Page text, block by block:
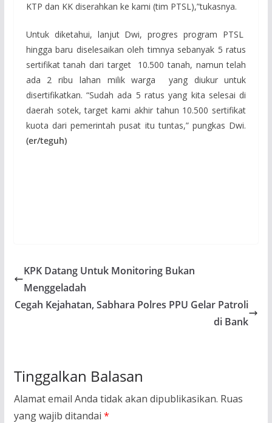
KTP dan KK diserahkan ke kami (tim PTSL),”tukasnya.
Untuk diketahui, lanjut Dwi, progres program PTSL
hingga baru diselesaikan oleh timnya sebanyak 5 ratus
sertifikat tanah dari target 10.500 tanah, namun telah
ada 2 ribu lahan milik warga yang diukur untuk
disertifikatkan. “Sudah ada 5 ratus yang kita selesai di
daerah sotek, target kami akhir tahun 10.500 sertifikat
kuota dari pemerintah pusat itu tuntas,” pungkas Dwi.
(er/teguh)
KPK Datang Untuk Monitoring Bukan
Menggeladah
Cegah Kejahatan, Sabhara Polres PPU Gelar Patroli
di Bank
Tinggalkan Balasan
Alamat email Anda tidak akan dipublikasikan. Ruas
yang wajib ditandai *